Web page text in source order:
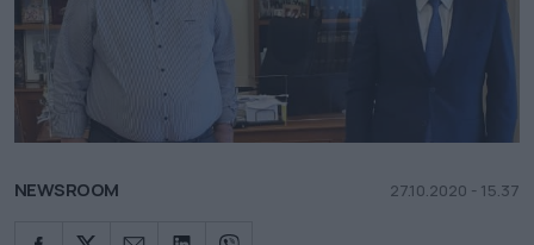
NEWSROOM 27.10.2020 - 15.37